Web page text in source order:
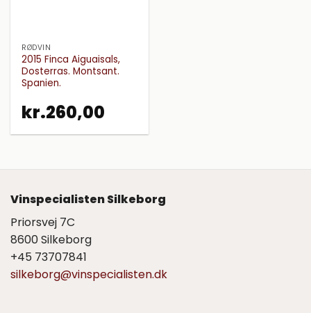
RØDVIN
2015 Finca Aiguaisals,
Dosterras. Montsant.
Spanien.
kr.260,00
Vinspecialisten Silkeborg
Priorsvej 7C
8600 Silkeborg
+45 73707841
silkeborg@vinspecialisten.dk